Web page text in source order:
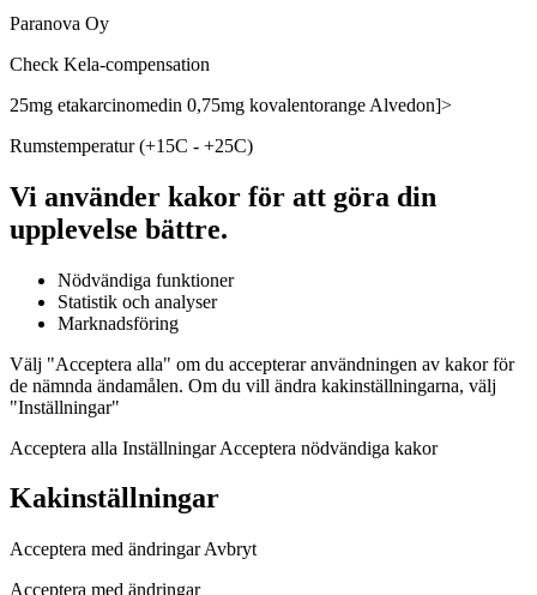
Paranova Oy
Check Kela-compensation
25mg etakarcinomedin 0,75mg kovalentorange Alvedon]>
Rumstemperatur (+15C - +25C)
Vi använder kakor för att göra din
upplevelse bättre.
Nödvändiga funktioner
Statistik och analyser
Marknadsföring
Välj "Acceptera alla" om du accepterar användningen av kakor för
de nämnda ändamålen. Om du vill ändra kakinställningarna, välj
"Inställningar"
Acceptera alla Inställningar Acceptera nödvändiga kakor
Kakinställningar
Acceptera med ändringar Avbryt
Acceptera med ändringar